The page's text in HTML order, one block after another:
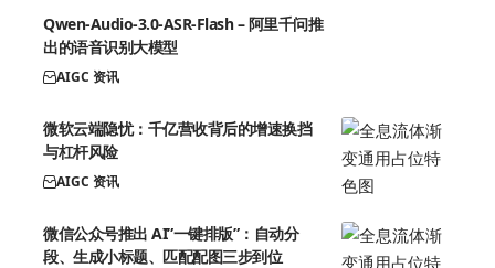
Qwen-Audio-3.0-ASR-Flash – 阿里千问推
出的语音识别大模型
AIGC 资讯
微软云端隐忧：千亿营收背后的增速换挡
与杠杆风险
AIGC 资讯
微信公众号推出 AI”一键排版”：自动分
段、生成小标题、匹配配图三步到位